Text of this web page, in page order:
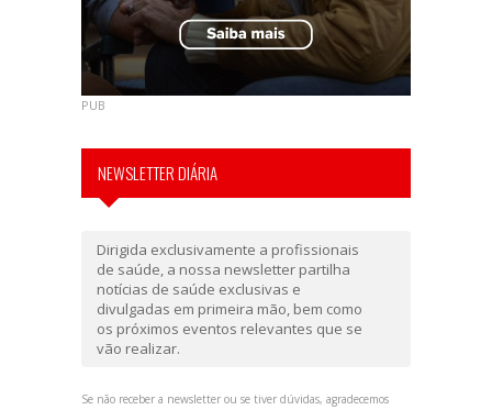
PUB
NEWSLETTER DIÁRIA
Dirigida exclusivamente a profissionais
de saúde, a nossa newsletter partilha
notícias de saúde exclusivas e
divulgadas em primeira mão, bem como
os próximos eventos relevantes que se
vão realizar.
Se não receber a newsletter ou se tiver dúvidas, agradecemos